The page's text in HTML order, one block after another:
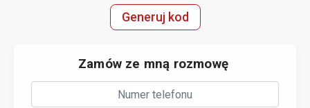
Generuj kod
Zamów ze mną rozmowę